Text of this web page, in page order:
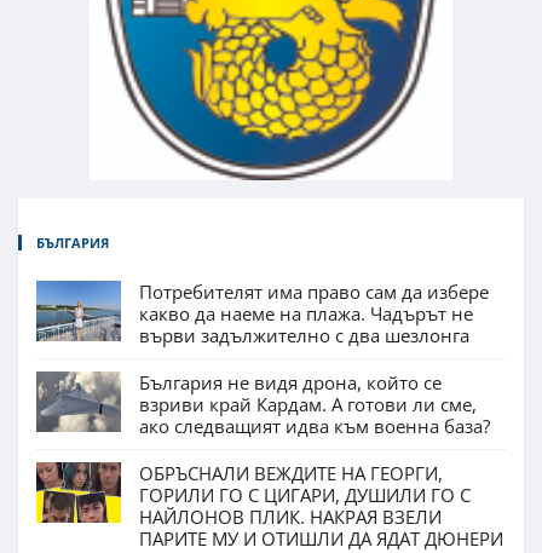
БЪЛГАРИЯ
Потребителят има право сам да избере
какво да наеме на плажа. Чадърът не
върви задължително с два шезлонга
България не видя дрона, който се
взриви край Кардам. А готови ли сме,
ако следващият идва към военна база?
ОБРЪСНАЛИ ВЕЖДИТЕ НА ГЕОРГИ,
ГОРИЛИ ГО С ЦИГАРИ, ДУШИЛИ ГО С
НАЙЛОНОВ ПЛИК. НАКРАЯ ВЗЕЛИ
ПАРИТЕ МУ И ОТИШЛИ ДА ЯДАТ ДЮНЕРИ